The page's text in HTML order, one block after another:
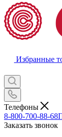
Избранные
Телефоны
8-800-700-88-68
Заказать звонок